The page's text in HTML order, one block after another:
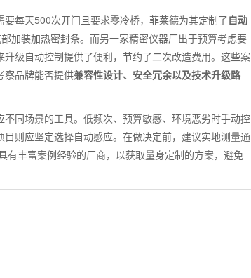
每天500次开门且要求零冷桥，菲莱德为其定制了自动
加装加热密封条。而另一家精密仪器厂出于预算考虑要
升级自动控制提供了便利，节约了二次改造费用。这些案
察品牌能否提供兼容性设计、安全冗余以及技术升级路
同场景的工具。低频次、预算敏感、环境恶劣时手动控
则应坚定选择自动感应。在做决定前，建议实地测量通
丰富案例经验的厂商，以获取量身定制的方案，避免